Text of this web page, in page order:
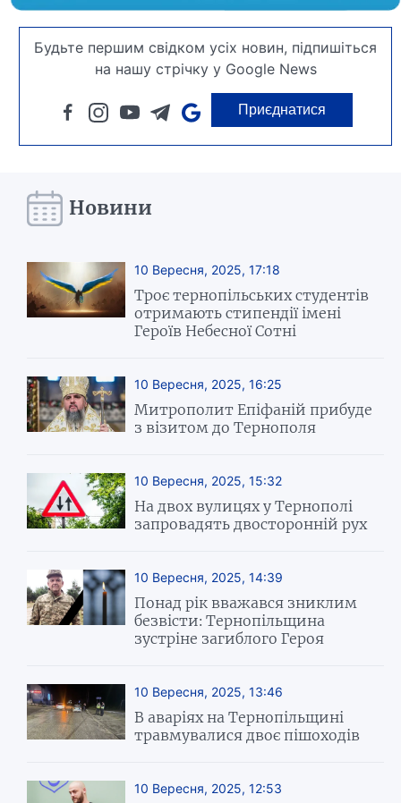
Будьте першим свідком усіх новин, підпишіться
на нашу стрічку у Google News
Приєднатися
Новини
10 Вересня, 2025, 17:18
Троє тернопільських студентів
отримають стипендії імені
Героїв Небесної Сотні
10 Вересня, 2025, 16:25
Митрополит Епіфаній прибуде
з візитом до Тернополя
10 Вересня, 2025, 15:32
На двох вулицях у Тернополі
запровадять двосторонній рух
10 Вересня, 2025, 14:39
Понад рік вважався зниклим
безвісти: Тернопільщина
зустріне загиблого Героя
10 Вересня, 2025, 13:46
В аваріях на Тернопільщині
травмувалися двоє пішоходів
10 Вересня, 2025, 12:53